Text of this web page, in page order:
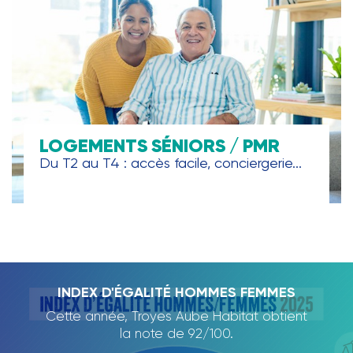
LOGEMENTS SÉNIORS / PMR
Du T2 au T4 : accès facile, conciergerie...
INDEX D'ÉGALITÉ HOMMES FEMMES
Cette année, Troyes Aube Habitat obtient
la note de 92/100.
RAPPORT D'ACTIVITÉ 2024
Nous avons le plaisir de vous présenter
notre rapport d'activité 2024., qui dresse
TROYES AUBE HABITAT, PARTENAIRE DE
L'ECOLE DE LA DEUXIÈME
CHANCE